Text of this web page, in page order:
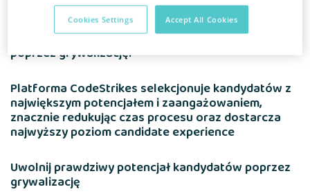
Rekrutuj kandydatów IT z największym potencjałem
poprzez grywalizację!
Platforma CodeStrikes selekcjonuje kandydatów z
największym potencjałem i zaangażowaniem,
znacznie redukując czas procesu oraz dostarcza
najwyższy poziom candidate experience
Uwolnij prawdziwy potencjał kandydatów poprzez
grywalizację
Accept All Cookies
Cookies Settings